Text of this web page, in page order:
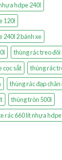
hdpe 240l
120l
240l 2 bánh xe
thùng rác treo đôi
cọc sắt
thùng rác
thùng rác đạp chân
thùng tròn 500l
rác 660 lít nhựa hdpe